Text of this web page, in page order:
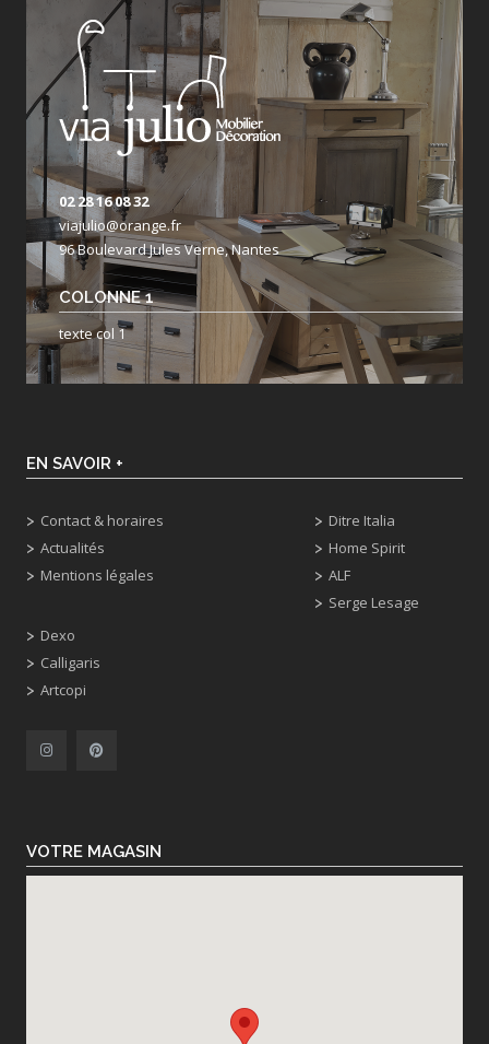
02 28 16 08 32
viajulio@orange.fr
96 Boulevard Jules Verne, Nantes
COLONNE 1
texte col 1
EN SAVOIR +
Contact & horaires
Actualités
Mentions légales
Dexo
Calligaris
Artcopi
Ditre Italia
Home Spirit
ALF
Serge Lesage
VOTRE MAGASIN